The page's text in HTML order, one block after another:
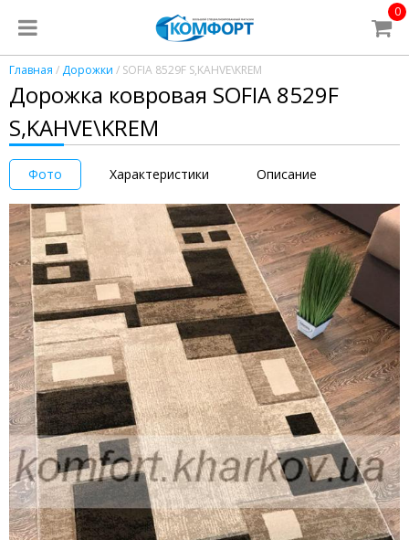
0
Главная / Дорожки / SOFIA 8529F S,KAHVE\KREM
Дорожка ковровая SOFIA 8529F
S,KAHVE\KREM
Фото Характеристики Описание